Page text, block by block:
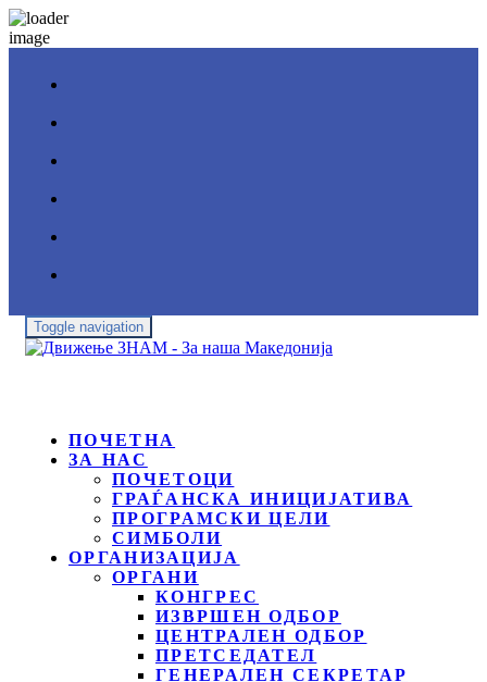
Toggle navigation
ПОЧЕТНА
ЗА НАС
ПОЧЕТОЦИ
ГРАЃАНСКА ИНИЦИЈАТИВА
ПРОГРАМСКИ ЦЕЛИ
СИМБОЛИ
ОРГАНИЗАЦИЈА
ОРГАНИ
КОНГРЕС
ИЗВРШЕН ОДБОР
ЦЕНТРАЛЕН ОДБОР
ПРЕТСЕДАТЕЛ
ГЕНЕРАЛЕН СЕКРЕТАР